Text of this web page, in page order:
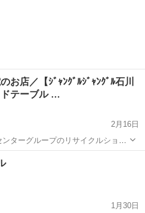
お店／【ｼﾞｬﾝｸﾞﾙｼﾞｬﾝｸﾞﾙ石川
テーブル …
2月16日
、ジモティ限定価格(表示価格より
1月30日